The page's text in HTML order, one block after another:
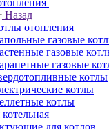
Назад
отопления
газовые
газовые
газовые
котлы
котлы
котлы
для котлов